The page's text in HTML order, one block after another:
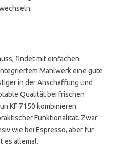
findet mit einfachen
Mahlwerk eine gute
in der Anschaffung und
Qualität bei frischen
KF 7150 kombinieren
Funktionalität. Zwar
wie bei Espresso, aber für
es allemal.